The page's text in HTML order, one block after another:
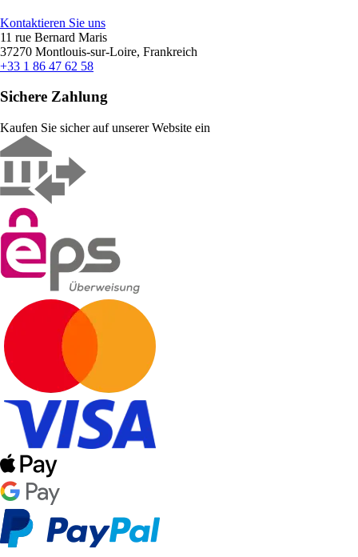
Kontaktieren Sie uns
11 rue Bernard Maris
37270 Montlouis-sur-Loire, Frankreich
+33 1 86 47 62 58
Sichere Zahlung
Kaufen Sie sicher auf unserer Website ein